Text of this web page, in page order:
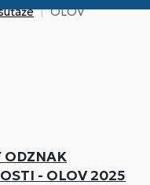
OLOV
ODZNAK
- OLOV 2025